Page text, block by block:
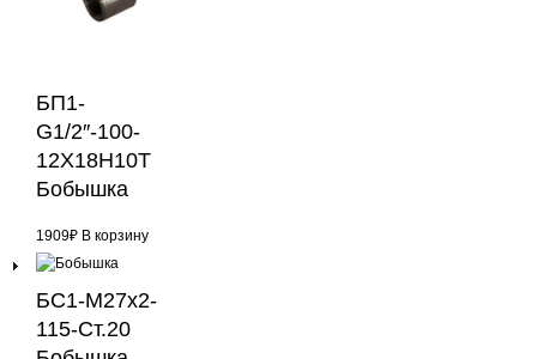
БП1-
G1/2″-100-
12Х18Н10Т
Бобышка
1909₽ В корзину
БС1-М27х2-
115-Ст.20